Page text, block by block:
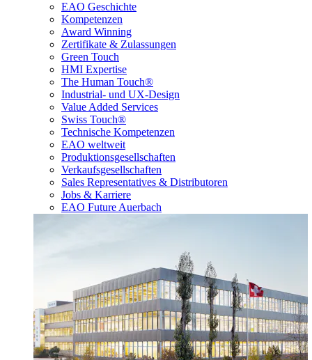
EAO Geschichte
Kompetenzen
Award Winning
Zertifikate & Zulassungen
Green Touch
HMI Expertise
The Human Touch®
Industrial- und UX-Design
Value Added Services
Swiss Touch®
Technische Kompetenzen
EAO weltweit
Produktionsgesellschaften
Verkaufsgesellschaften
Sales Representatives & Distributoren
Jobs & Karriere
EAO Future Auerbach